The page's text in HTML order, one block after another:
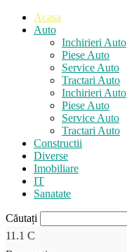
Acasa
Auto
Inchirieri Auto
Piese Auto
Service Auto
Tractari Auto
Inchirieri Auto
Piese Auto
Service Auto
Tractari Auto
Constructii
Diverse
Imobiliare
IT
Sanatate
Căutați
11.1 C